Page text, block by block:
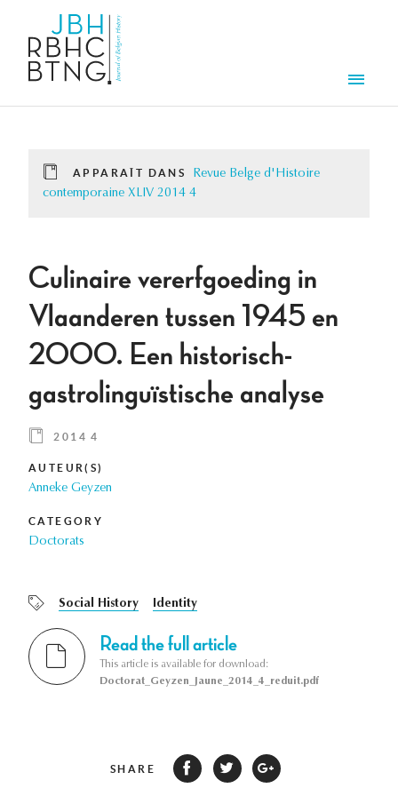
APPARAÎT DANS
Revue Belge d'Histoire
contemporaine XLIV 2014 4
Culinaire vererfgoeding in
Vlaanderen tussen 1945 en
2000. Een historisch-
gastrolinguïstische analyse
2014 4
AUTEUR(S)
Anneke Geyzen
CATEGORY
Doctorats
Social History Identity
Read the full article
This article is available for download:
Doctorat_Geyzen_Jaune_2014_4_reduit.pdf
SHARE